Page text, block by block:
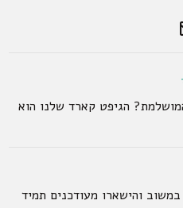
הגיפט קארד שלנו הוא
והישארו מעודכנים תמיד